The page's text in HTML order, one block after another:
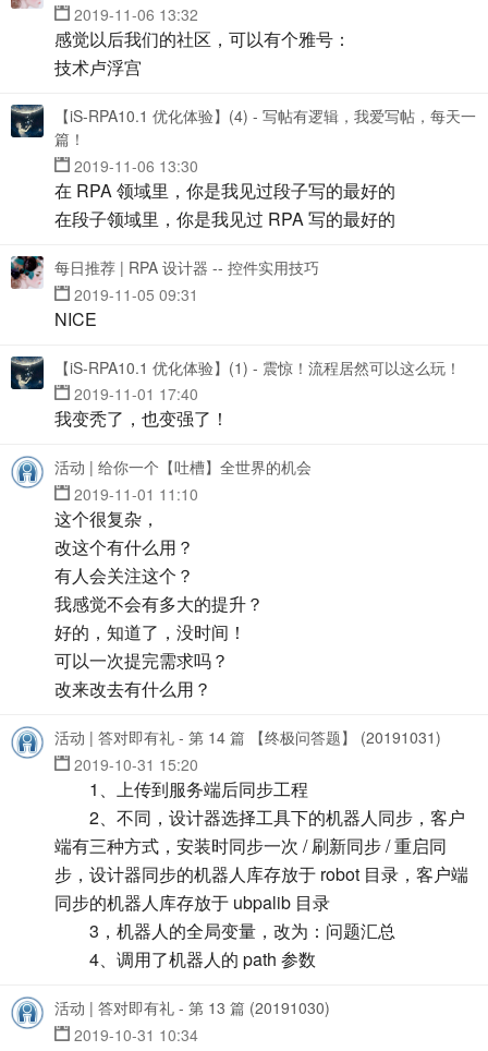
2019-11-06 13:32
感觉以后我们的社区，可以有个雅号：
技术卢浮宫
【iS-RPA10.1 优化体验】(4) - 写帖有逻辑，我爱写帖，每天一
篇！
2019-11-06 13:30
在 RPA 领域里，你是我见过段子写的最好的
在段子领域里，你是我见过 RPA 写的最好的
每日推荐 | RPA 设计器 -- 控件实用技巧
2019-11-05 09:31
NICE
【iS-RPA10.1 优化体验】(1) - 震惊！流程居然可以这么玩！
2019-11-01 17:40
我变秃了，也变强了！
活动 | 给你一个【吐槽】全世界的机会
2019-11-01 11:10
这个很复杂，
改这个有什么用？
有人会关注这个？
我感觉不会有多大的提升？
好的，知道了，没时间！
可以一次提完需求吗？
改来改去有什么用？
活动 | 答对即有礼 - 第 14 篇 【终极问答题】 (20191031)
2019-10-31 15:20
1、上传到服务端后同步工程
2、不同，设计器选择工具下的机器人同步，客户
端有三种方式，安装时同步一次 / 刷新同步 / 重启同
步，设计器同步的机器人库存放于 robot 目录，客户端
同步的机器人库存放于 ubpalib 目录
3，机器人的全局变量，改为：问题汇总
4、调用了机器人的 path 参数
活动 | 答对即有礼 - 第 13 篇 (20191030)
2019-10-31 10:34